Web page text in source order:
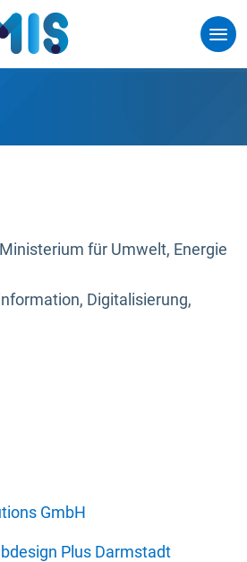
für Umwelt, Energie
Digitalisierung,
GmbH
Plus Darmstadt